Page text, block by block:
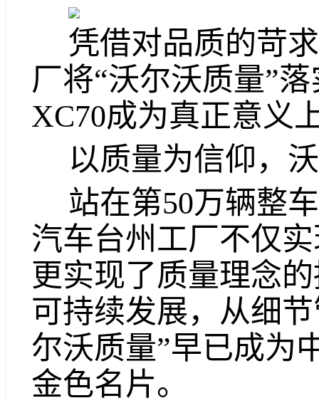
凭借对品质的苛
厂将“沃尔沃质量”
XC70成为真正意义
以质量为信仰，
站在第50万辆整
汽车台州工厂不仅
更实现了质量理念
可持续发展，从细
尔沃质量”早已成为
金色名片。